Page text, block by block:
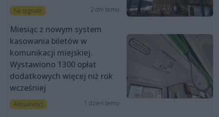
Na sygnale 2 dni temu
Miesiąc z nowym system
kasowania biletów w
komunikacji miejskiej.
Wystawiono 1300 opłat
dodatkowych więcej niż rok
wcześniej
Aktualności 1 dzień temu